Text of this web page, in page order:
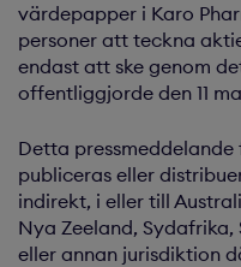
värdepapper i Karo
personer att teckna
endast att ske genom
offentliggjorde den 11
Detta
publiceras eller
indirekt, i eller till
Nya Zeeland, Sydafrika,
eller annan jurisdiktion